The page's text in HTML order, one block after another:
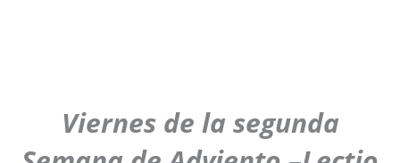
Viernes de la segunda